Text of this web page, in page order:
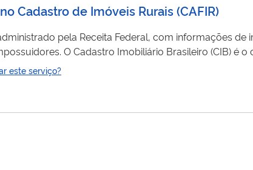
Cadastro de Imóveis Rurais(CAFIR)
pela Receita Federal, com informações de
é o código identificador
a alienação total
este serviço?